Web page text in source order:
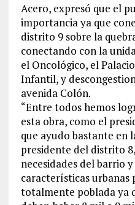
Acero, expresó que el
importancia ya que
distrito 9 sobre la
conectando con la
el Oncológico, el
Infantil, y
avenida Colón.
“Entre todos hemos
esta obra, como el
que ayudo bastante en
presidente del distrito
necesidades del barrio
características urbanas
totalmente poblada ya